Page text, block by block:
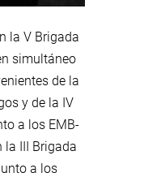
la V Brigada
simultáneo
de la
y de la IV
a los EMB-
la III Brigada
a los